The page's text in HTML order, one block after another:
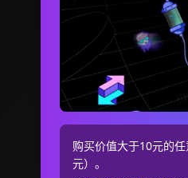
购买价值大于10元的
元）。